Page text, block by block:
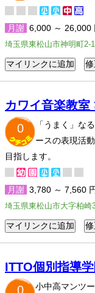
月謝 6,000 ～ 26,000
埼玉県東松山市神明町2-
カワイ音楽教室
0
「うまく」な
ースの表現活
目指します。
月謝 3,780 ～ 7,560
埼玉県東松山市大字柏崎
ITTO個別指導
0
小中高マンツ